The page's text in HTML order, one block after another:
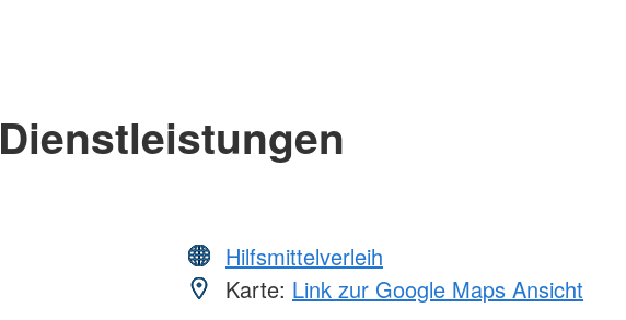
Dienstleistungen
Hilfsmittelverleih
Karte: Link zur Google Maps Ansicht